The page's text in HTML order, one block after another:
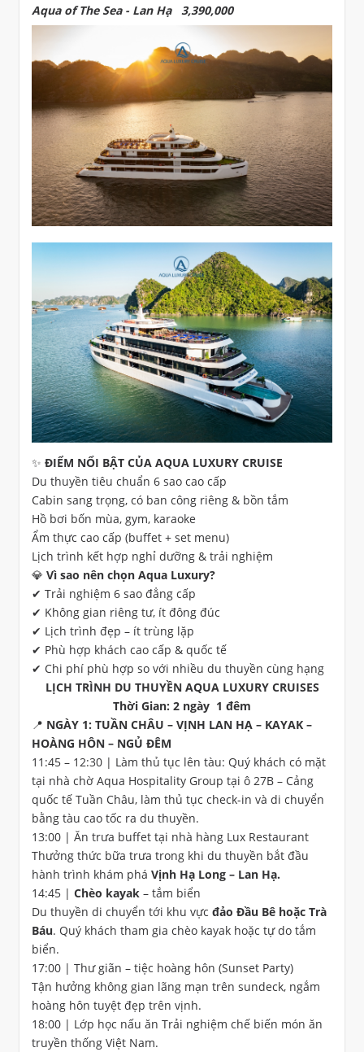
Aqua of The Sea - Lan Hạ 3,390,000
✨ ĐIỂM NỔI BẬT CỦA AQUA LUXURY CRUISE
Du thuyền tiêu chuẩn 6 sao cao cấp
Cabin sang trọng, có ban công riêng & bồn tắm
Hồ bơi bốn mùa, gym, karaoke
Ẩm thực cao cấp (buffet + set menu)
Lịch trình kết hợp nghỉ dưỡng & trải nghiệm
💎 Vì sao nên chọn Aqua Luxury?
✔ Trải nghiệm 6 sao đẳng cấp
✔ Không gian riêng tư, ít đông đúc
✔ Lịch trình đẹp – ít trùng lặp
✔ Phù hợp khách cao cấp & quốc tế
✔ Chi phí phù hợp so với nhiều du thuyền cùng hạng
LỊCH TRÌNH DU THUYỀN AQUA LUXURY CRUISES
Thời Gian: 2 ngày 1 đêm
📍 NGÀY 1: TUẦN CHÂU – VỊNH LAN HẠ – KAYAK –
HOÀNG HÔN – NGỦ ĐÊM
11:45 – 12:30 | Làm thủ tục lên tàu: Quý khách có mặt
tại nhà chờ Aqua Hospitality Group tại ô 27B – Cảng
quốc tế Tuần Châu, làm thủ tục check-in và di chuyển
bằng tàu cao tốc ra du thuyền.
13:00 | Ăn trưa buffet tại nhà hàng Lux Restaurant
Thưởng thức bữa trưa trong khi du thuyền bắt đầu
hành trình khám phá Vịnh Hạ Long – Lan Hạ.
14:45 | Chèo kayak – tắm biển
Du thuyền di chuyển tới khu vực đảo Đầu Bê hoặc Trà
Báu. Quý khách tham gia chèo kayak hoặc tự do tắm
biển.
17:00 | Thư giãn – tiệc hoàng hôn (Sunset Party)
Tận hưởng không gian lãng mạn trên sundeck, ngắm
hoàng hôn tuyệt đẹp trên vịnh.
18:00 | Lớp học nấu ăn Trải nghiệm chế biến món ăn
truyền thống Việt Nam.